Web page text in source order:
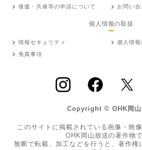
後援・共催等の申請について
お問い合
個人情報の取扱
情報セキュリティ
個人情報
免責事項
Copyright © OHK岡山
このサイトに掲載されている画像・映
OHK岡山放送の著作物で
無断で転載、加工などを行うと、著作権